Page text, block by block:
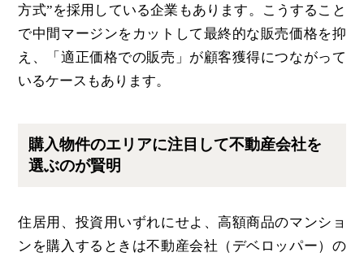
方式”を採用している企業もあります。こうすること
で中間マージンをカットして最終的な販売価格を抑
え、「適正価格での販売」が顧客獲得につながって
いるケースもあります。
購入物件のエリアに注目して不動産会社を
選ぶのが賢明
住居用、投資用いずれにせよ、高額商品のマンショ
ンを購入するときは不動産会社（デベロッパー）の